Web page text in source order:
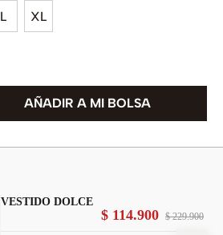
L XL
VESTIDO DOLCE
$ 229.900
$ 114.900